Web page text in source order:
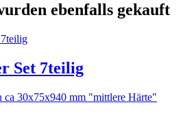
ebenfalls gekauft
Set 7teilig